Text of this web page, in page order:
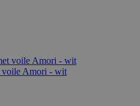
voile Amori - wit